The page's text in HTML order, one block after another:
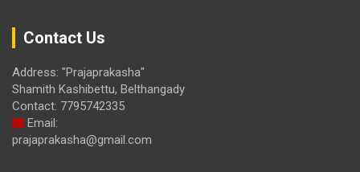
Contact Us
Address: "Prajaprakasha"
Shamith Kashibettu, Belthangady
Contact: 7795742335
Email:
prajaprakasha@gmail.com